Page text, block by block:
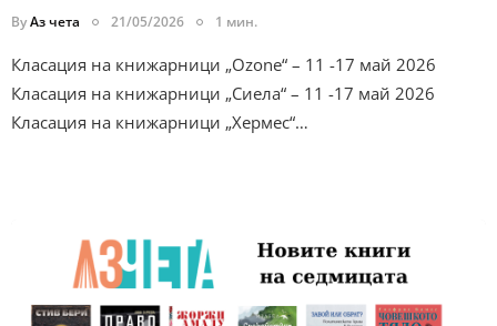
ByАз чета 21/05/2026 1 мин.
Класация на книжарници „Ozone“ – 11 -17 май 2026
Класация на книжарници „Сиела“ – 11 -17 май 2026
Класация на книжарници „Хермес“…